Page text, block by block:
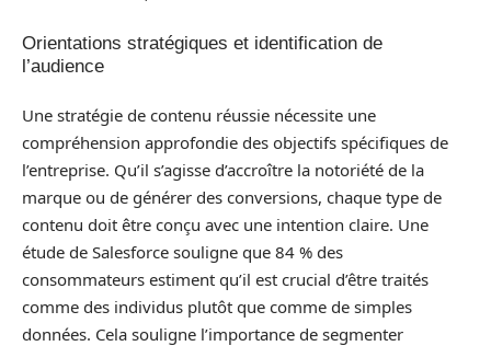
Orientations stratégiques et identification de
l’audience
Une stratégie de contenu réussie nécessite une
compréhension approfondie des objectifs spécifiques de
l’entreprise. Qu’il s’agisse d’accroître la notoriété de la
marque ou de générer des conversions, chaque type de
contenu doit être conçu avec une intention claire. Une
étude de Salesforce souligne que 84 % des
consommateurs estiment qu’il est crucial d’être traités
comme des individus plutôt que comme de simples
données. Cela souligne l’importance de segmenter